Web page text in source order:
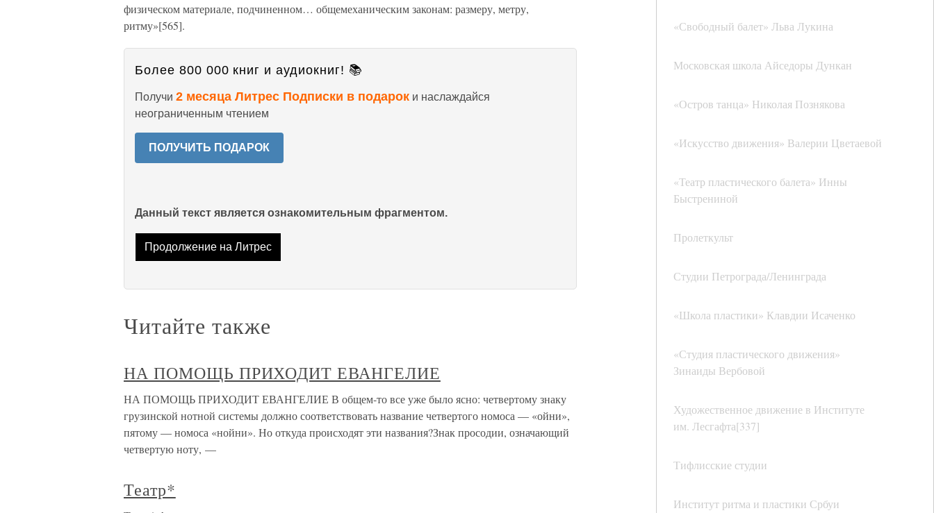
«Свободный балет» Льва Лукина
Московская школа Айседоры Дункан
«Остров танца» Николая Познякова
«Искусство движения» Валерии Цветаевой
«Театр пластического балета» Инны
Быстрениной
Пролеткульт
Студии Петрограда/Ленинграда
«Школа пластики» Клавдии Исаченко
«Студия пластического движения»
Зинаиды Вербовой
Художественное движение в Институте
им. Лесгафта[337]
Тифлисские студии
Институт ритма и пластики Србуи
физическом материале, подчиненном… общемеханическим законам: размеру, метру,
ритму»[565].
Более 800 000 книг и аудиокниг! 📚
Получи 2 месяца Литрес Подписки в подарок и наслаждайся
неограниченным чтением
ПОЛУЧИТЬ ПОДАРОК
Данный текст является ознакомительным фрагментом.
Продолжение на Литрес
Читайте также
НА ПОМОЩЬ ПРИХОДИТ ЕВАНГЕЛИЕ
НА ПОМОЩЬ ПРИХОДИТ ЕВАНГЕЛИЕ В общем-то все уже было ясно: четвертому знаку
грузинской нотной системы должно соответствовать название четвертого номоса — «ойни»,
пятому — номоса «нойни». Но откуда происходят эти названия?Знак просодии, означающий
четвертую ноту, —
Театр*